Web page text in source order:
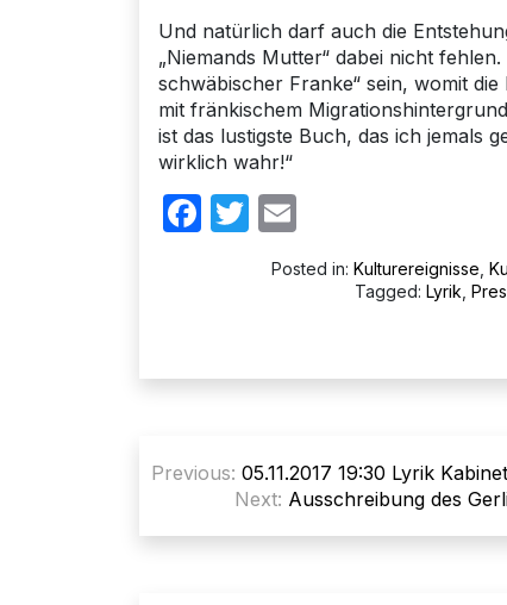
Und natürlich darf auch die
„Niemands Mutter“ dabei nicht
schwäbischer Franke“ sein, womit
mit fränkischem
ist das lustigste Buch, das ich jemals
wirklich wahr!“
Facebook
Twitter
Posted in: Kulturereignisse
Tagged: Lyrik
Beitragsnavigation
Previous: 05.11.2017 19:30 Lyrik
Next: Ausschreibung des